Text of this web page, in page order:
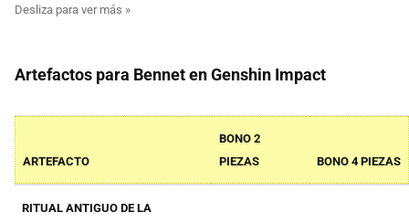
Artefactos para Bennet en Genshin Impact
ARTEFACTO
BONO 2
PIEZAS
BONO 4 PIEZAS
RITUAL ANTIGUO DE LA